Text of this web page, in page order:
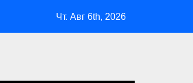
и сделал героем Ковальчука-
Чт. Авг 6th, 2026